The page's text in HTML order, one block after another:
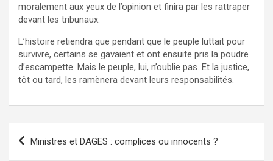
moralement aux yeux de l’opinion et finira par les rattraper
devant les tribunaux.
L’histoire retiendra que pendant que le peuple luttait pour
survivre, certains se gavaient et ont ensuite pris la poudre
d’escampette. Mais le peuple, lui, n’oublie pas. Et la justice,
tôt ou tard, les ramènera devant leurs responsabilités.
Navigation
de
Ministres et DAGES : complices ou innocents ?